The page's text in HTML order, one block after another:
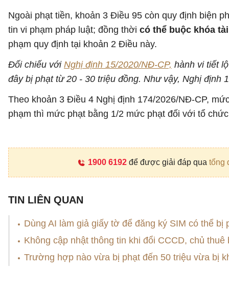
Ngoài phạt tiền, khoản 3 Điều 95 còn quy định biện
tin vi phạm pháp luật; đồng thời có thể buộc khóa
phạm quy định tại khoản 2 Điều này.
Đối chiếu với Nghị định 15/2020/NĐ-CP, hành vi tiết
đây bị phạt từ 20 - 30 triệu đồng. Như vậy, Nghị định
Theo khoản 3 Điều 4 Nghị định 174/2026/NĐ-CP,
phạm thì mức phạt bằng 1/2 mức phạt đối với tổ
1900 6192để được giải đáp qua tổng
TIN LIÊN QUAN
Dùng AI làm giả giấy tờ để đăng ký SIM có thể
Không cập nhật thông tin khi đổi CCCD, chủ
Trường hợp nào vừa bị phạt đến 50 triệu vừa bị